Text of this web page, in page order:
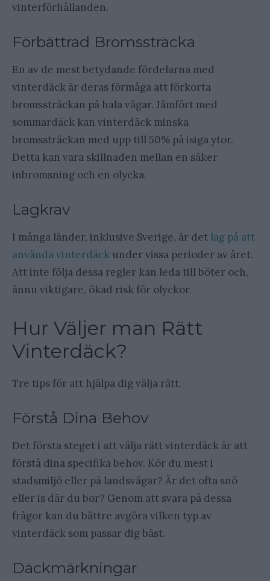
vinterförhållanden.
Förbättrad Bromssträcka
En av de mest betydande fördelarna med
vinterdäck är deras förmåga att förkorta
bromssträckan på hala vägar. Jämfört med
sommardäck kan vinterdäck minska
bromssträckan med upp till 50% på isiga ytor.
Detta kan vara skillnaden mellan en säker
inbromsning och en olycka.
Lagkrav
I många länder, inklusive Sverige, är det lag på att
använda vinterdäck under vissa perioder av året.
Att inte följa dessa regler kan leda till böter och,
ännu viktigare, ökad risk för olyckor.
Hur Väljer man Rätt
Vinterdäck?
Tre tips för att hjälpa dig välja rätt.
Förstå Dina Behov
Det första steget i att välja rätt vinterdäck är att
förstå dina specifika behov. Kör du mest i
stadsmiljö eller på landsvägar? Är det ofta snö
eller is där du bor? Genom att svara på dessa
frågor kan du bättre avgöra vilken typ av
vinterdäck som passar dig bäst.
Däckmärkningar